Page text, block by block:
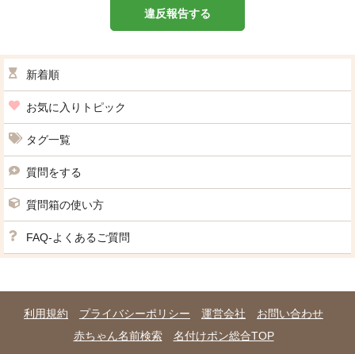
違反報告する
新着順
お気に入りトピック
タグ一覧
質問をする
質問箱の使い方
FAQ-よくあるご質問
利用規約 プライバシーポリシー 運営会社
お問い合わせ
赤ちゃん名前検索
名付けポン総合TOP